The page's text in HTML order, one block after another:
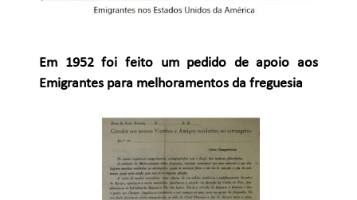
Em 1952 foi feito um pedido de apoio aos
Emigrantes para melhoramentos da freguesia